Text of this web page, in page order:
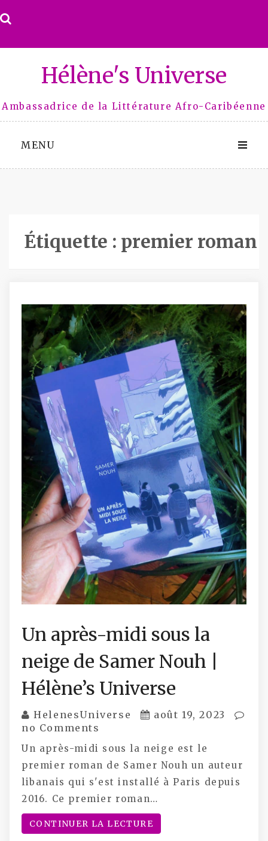
to
Hélène's Universe
Ambassadrice de la Littérature Afro-Caribéenne
MENU
Étiquette : premier roman
Un après-midi sous la
neige de Samer Nouh |
Hélène’s Universe
HelenesUniverse
août 19, 2023
no Comments
Un après-midi sous la neige est le
premier roman de Samer Nouh un auteur
libanais qui s'est installé à Paris depuis
2016. Ce premier roman…
CONTINUER LA LECTURE